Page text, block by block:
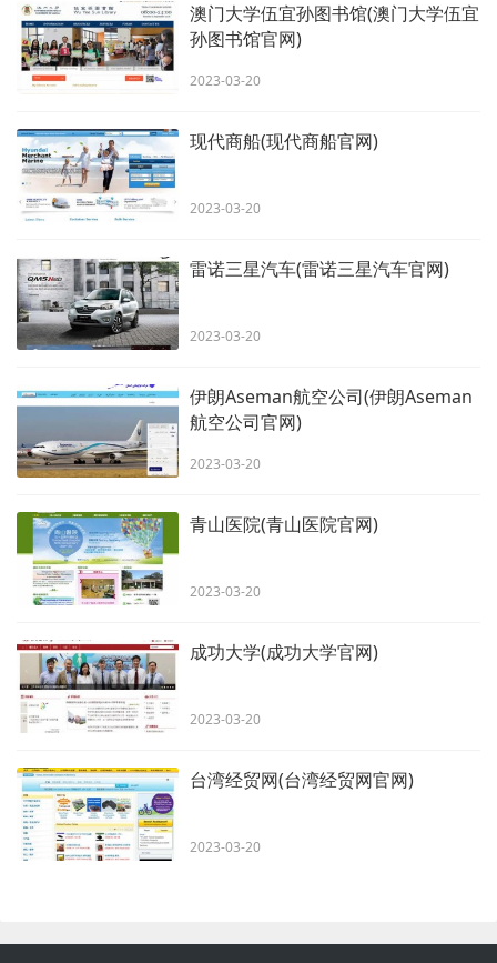
澳门大学伍宜孙图书馆(澳门大学伍宜
孙图书馆官网)
2023-03-20
现代商船(现代商船官网)
2023-03-20
雷诺三星汽车(雷诺三星汽车官网)
2023-03-20
伊朗Aseman航空公司(伊朗Aseman
航空公司官网)
2023-03-20
青山医院(青山医院官网)
2023-03-20
成功大学(成功大学官网)
2023-03-20
台湾经贸网(台湾经贸网官网)
2023-03-20